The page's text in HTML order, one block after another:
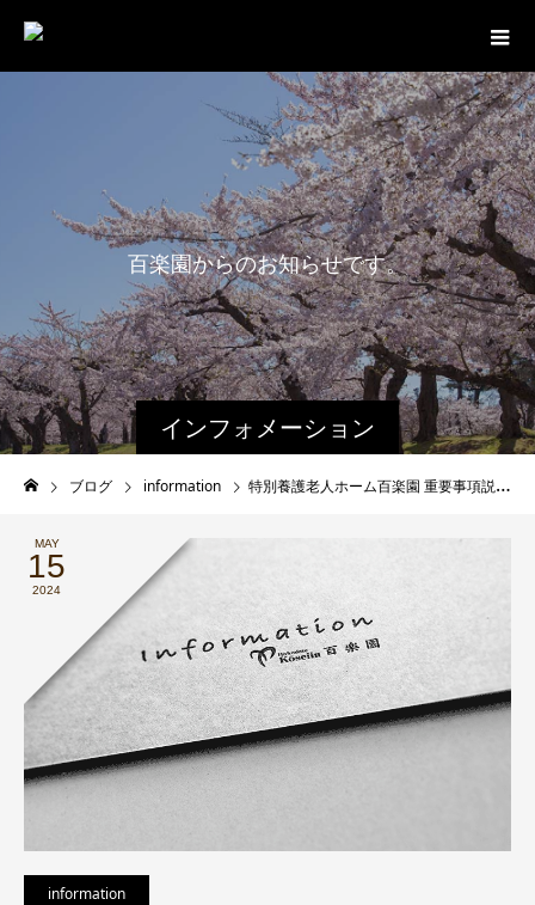
インフォメーション
百楽園からのお知らせです。
ブログ information 特別養護老人ホーム百楽園 重要事項説明書
MAY
15
2024
information